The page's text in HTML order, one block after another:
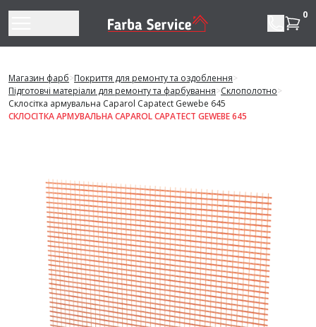
0
Магазин фарб>Покриття для ремонту та оздоблення>
Підготовчі матеріали для ремонту та фарбування>Склополотно>
Склосітка армувальна Caparol Capatect Gewebe 645
СКЛОСІТКА АРМУВАЛЬНА CAPAROL CAPATECT GEWEBE 645